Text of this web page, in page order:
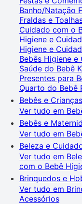
Banho/Natação
Fraldas e
Cuidado com o
Higiene e
Higiene e
Bebês Higiene e
Saúde do Bebê
Presentes para
Quarto do Bebê
Bebês e Crianças
Ver tudo em
Bebês e
Ver tudo em
Beleza e
Ver tudo em
com o Bebê
Brinquedos e
Ver tudo em
Acessórios